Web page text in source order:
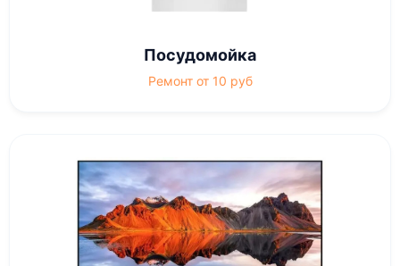
Посудомойка
Ремонт от 10 руб